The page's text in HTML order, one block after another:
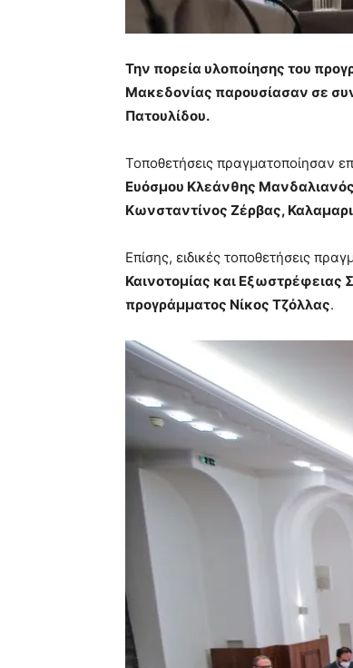
Την πορεία υλοποίησης του
Μακεδονίας παρουσίασαν σε
Πατουλίδου.
Τοποθετήσεις πραγματοποίησαν
Ευόσμου Κλεάνθης
Κωνσταντίνος Ζέρβας,
Επίσης, ειδικές τοποθετήσεις
Καινοτομίας και
προγράμματος Νίκος Τζόλλας.